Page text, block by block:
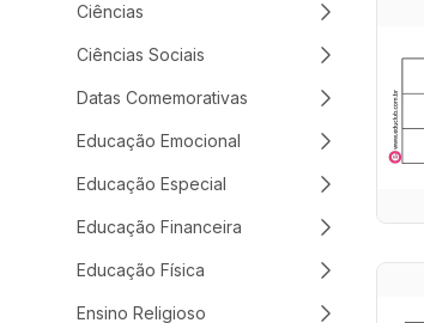
Ciências
Ciências Sociais
Datas Comemorativas
Educação Emocional
Educação Especial
Educação Financeira
Educação Física
Ensino Religioso